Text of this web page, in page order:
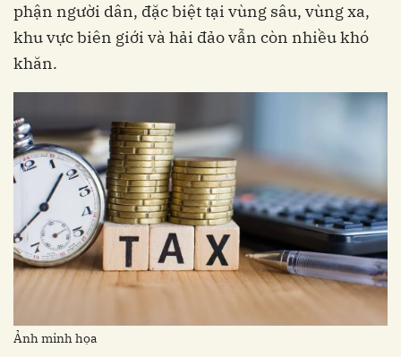
phận người dân, đặc biệt tại vùng sâu, vùng xa,
khu vực biên giới và hải đảo vẫn còn nhiều khó
khăn.
Ảnh minh họa